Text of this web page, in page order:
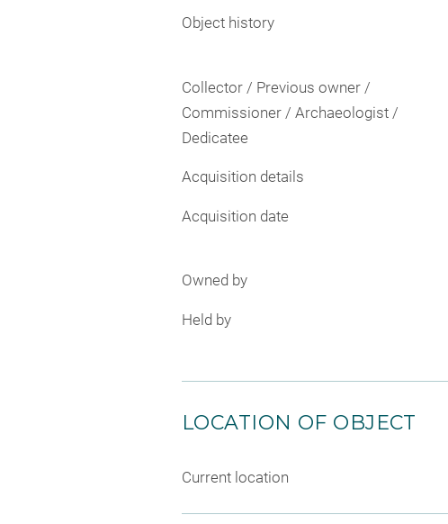
Object history
Collector / Previous owner /
Commissioner / Archaeologist /
Dedicatee
Acquisition details
Acquisition date
Owned by
Held by
LOCATION OF OBJECT
Current location